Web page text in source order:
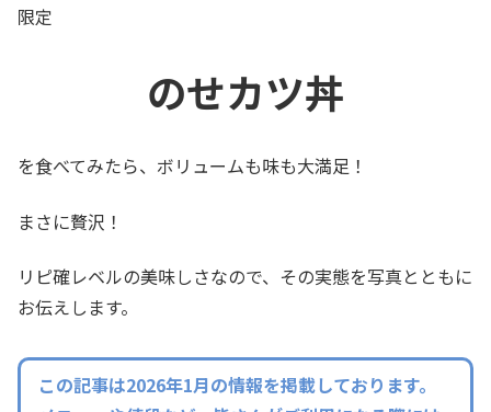
限定
のせカツ丼
を食べてみたら、ボリュームも味も大満足！
まさに贅沢！
リピ確レベルの美味しさなので、その実態を写真とともに
お伝えします。
この記事は2026年1月の情報を掲載しております。